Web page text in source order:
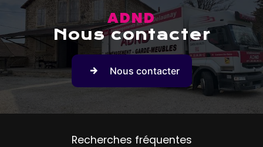
ADND
Nous contacter
Nous contacter
Recherches fréquentes